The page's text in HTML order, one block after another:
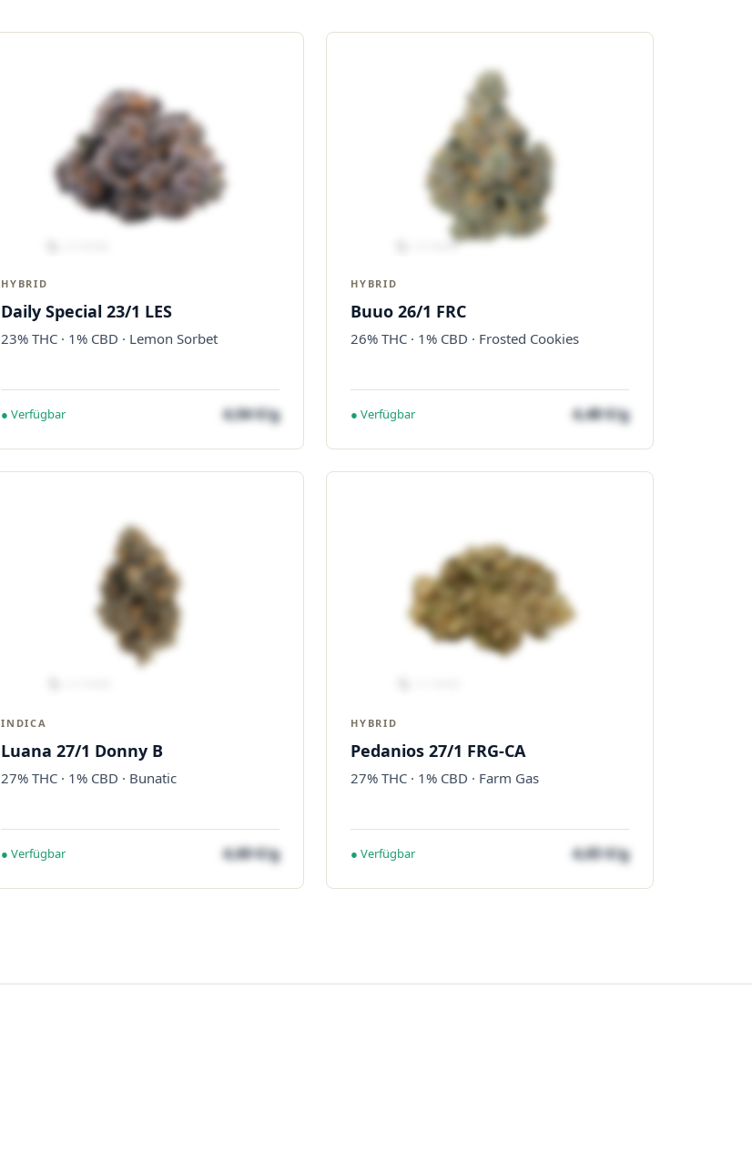
HYBRID
Daily Special 23/1 LES
23% THC · 1% CBD · Lemon Sorbet
● Verfügbar 4,04 €/g
HYBRID
Buuo 26/1 FRC
26% THC · 1% CBD · Frosted Cookies
● Verfügbar 4,48 €/g
INDICA
Luana 27/1 Donny B
27% THC · 1% CBD · Bunatic
● Verfügbar 4,60 €/g
HYBRID
Pedanios 27/1 FRG-CA
27% THC · 1% CBD · Farm Gas
● Verfügbar 4,65 €/g